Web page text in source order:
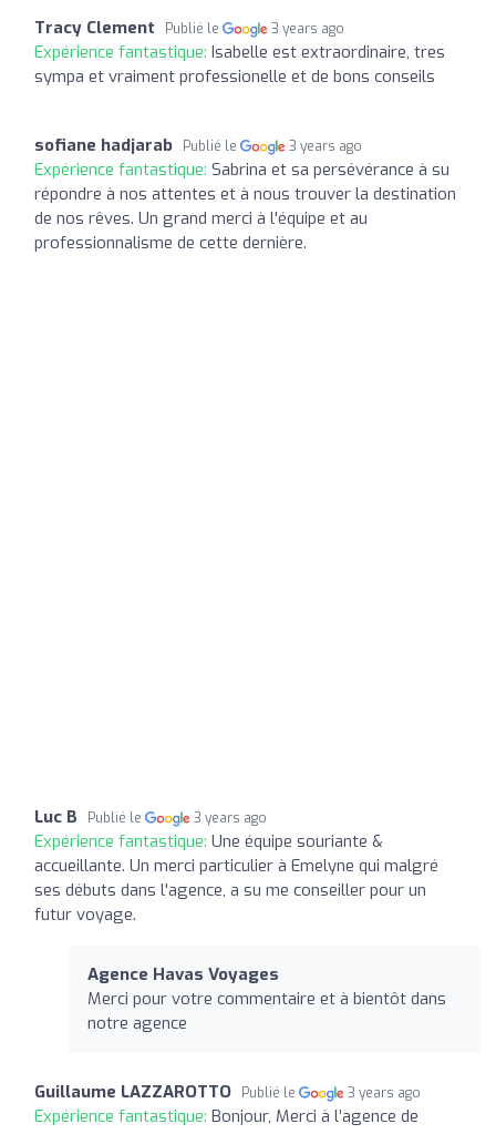
Tracy Clement Publié le 3 years ago
Expérience fantastique: Isabelle est extraordinaire, tres
sympa et vraiment professionelle et de bons conseils
sofiane hadjarab Publié le 3 years ago
Expérience fantastique: Sabrina et sa persévérance à su
répondre à nos attentes et à nous trouver la destination
de nos rêves. Un grand merci à l'équipe et au
professionnalisme de cette dernière.
Luc B Publié le 3 years ago
Expérience fantastique: Une équipe souriante &
accueillante. Un merci particulier à Emelyne qui malgré
ses débuts dans l'agence, a su me conseiller pour un
futur voyage.
Agence Havas Voyages
Merci pour votre commentaire et à bientôt dans
notre agence
Guillaume LAZZAROTTO Publié le 3 years ago
Expérience fantastique: Bonjour, Merci à l’agence de